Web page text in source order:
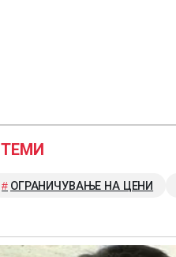
ОГРАНИЧУВАЊЕ НА ЦЕНИ